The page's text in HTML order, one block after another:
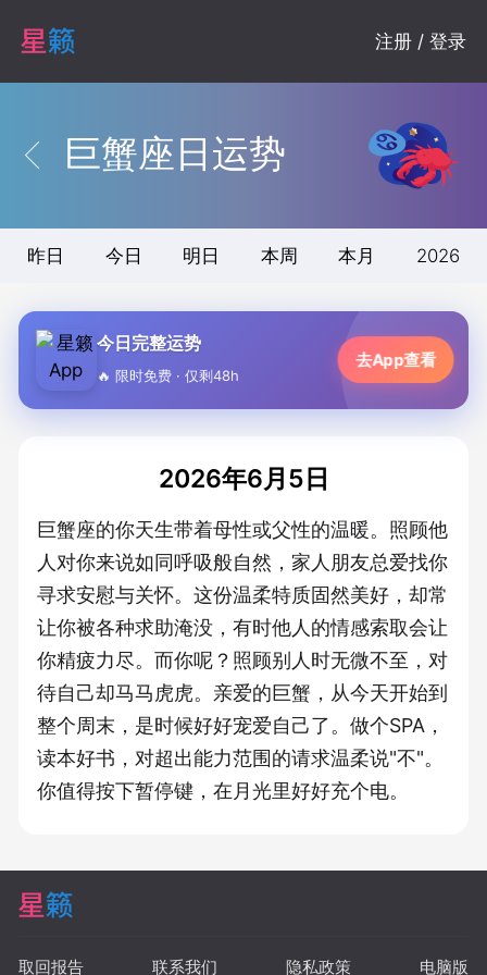
注册 / 登录
巨蟹座日运势
昨日 今日 明日 本周 本月 2026
今日完整运势
🔥 限时免费 · 仅剩48h
去App查看
2026年6月5日
巨蟹座的你天生带着母性或父性的温暖。照顾他
人对你来说如同呼吸般自然，家人朋友总爱找你
寻求安慰与关怀。这份温柔特质固然美好，却常
让你被各种求助淹没，有时他人的情感索取会让
你精疲力尽。而你呢？照顾别人时无微不至，对
待自己却马马虎虎。亲爱的巨蟹，从今天开始到
整个周末，是时候好好宠爱自己了。做个SPA，
读本好书，对超出能力范围的请求温柔说"不"。
你值得按下暂停键，在月光里好好充个电。
取回报告 联系我们 隐私政策 电脑版